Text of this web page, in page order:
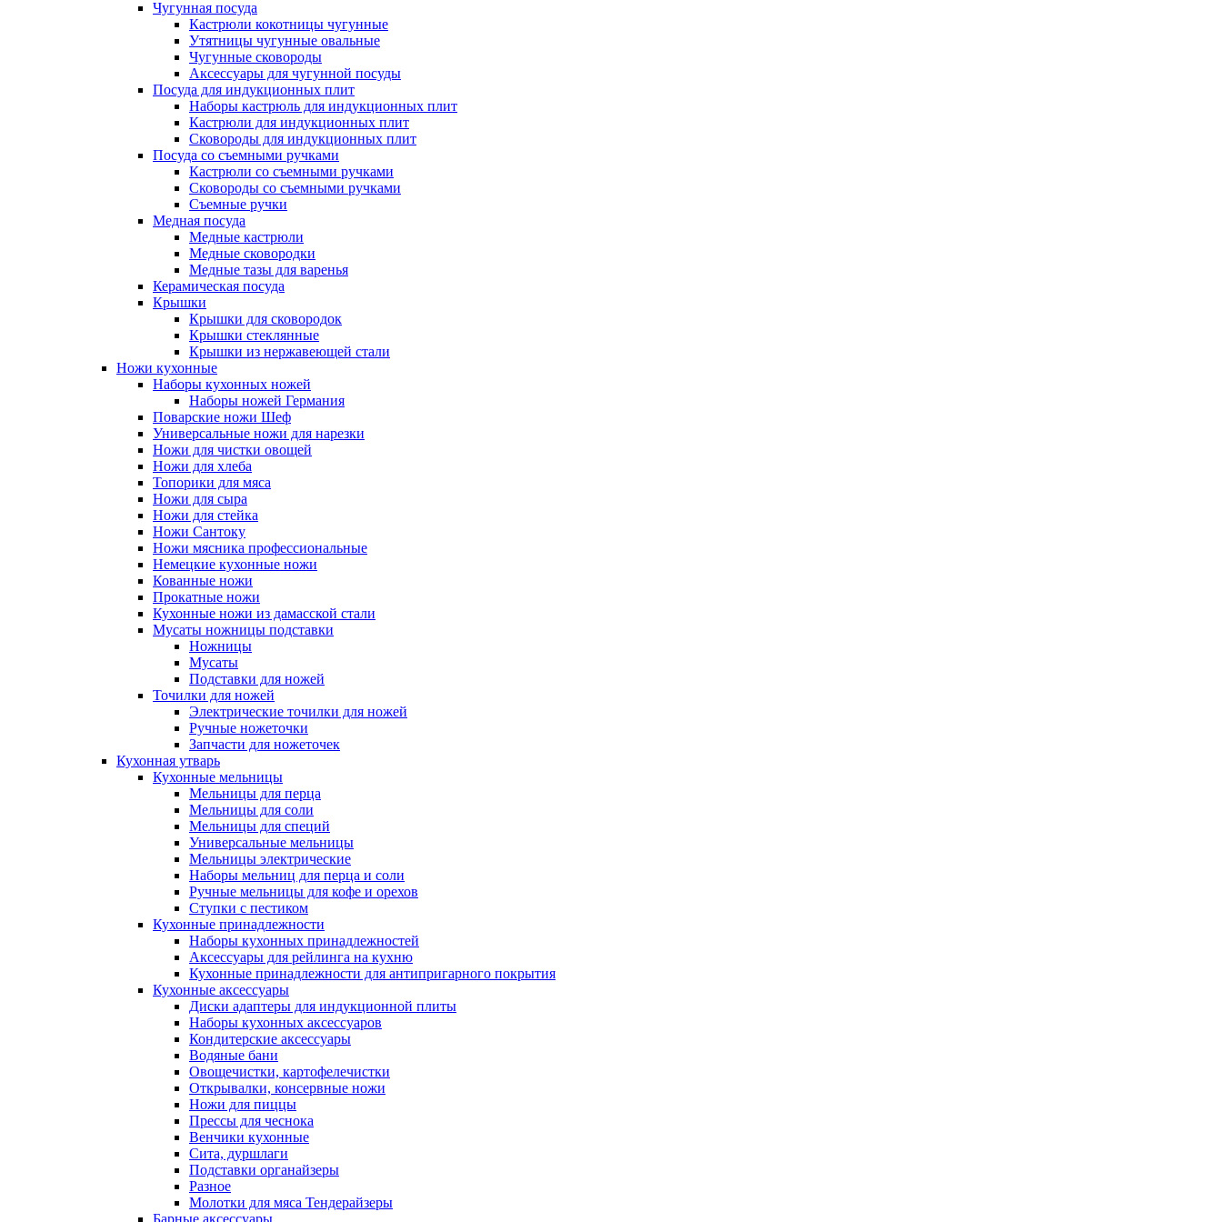
Чугунная посуда
Кастрюли кокотницы чугунные
Утятницы чугунные овальные
Чугунные сковороды
Аксессуары для чугунной посуды
Посуда для индукционных плит
Наборы кастрюль для индукционных плит
Кастрюли для индукционных плит
Сковороды для индукционных плит
Посуда со съемными ручками
Кастрюли со съемными ручками
Сковороды со съемными ручками
Съемные ручки
Медная посуда
Медные кастрюли
Медные сковородки
Медные тазы для варенья
Керамическая посуда
Крышки
Крышки для сковородок
Крышки стеклянные
Крышки из нержавеющей стали
Ножи кухонные
Наборы кухонных ножей
Наборы ножей Германия
Поварские ножи Шеф
Универсальные ножи для нарезки
Ножи для чистки овощей
Ножи для хлеба
Топорики для мяса
Ножи для сыра
Ножи для стейка
Ножи Сантоку
Ножи мясника профессиональные
Немецкие кухонные ножи
Кованные ножи
Прокатные ножи
Кухонные ножи из дамасской стали
Мусаты ножницы подставки
Ножницы
Мусаты
Подставки для ножей
Точилки для ножей
Электрические точилки для ножей
Ручные ножеточки
Запчасти для ножеточек
Кухонная утварь
Кухонные мельницы
Мельницы для перца
Мельницы для соли
Мельницы для специй
Универсальные мельницы
Мельницы электрические
Наборы мельниц для перца и соли
Ручные мельницы для кофе и орехов
Ступки с пестиком
Кухонные принадлежности
Наборы кухонных принадлежностей
Аксессуары для рейлинга на кухню
Кухонные принадлежности для антипригарного покрытия
Кухонные аксессуары
Диски адаптеры для индукционной плиты
Наборы кухонных аксессуаров
Кондитерские аксессуары
Водяные бани
Овощечистки, картофелечистки
Открывалки, консервные ножи
Ножи для пиццы
Прессы для чеснока
Венчики кухонные
Сита, дуршлаги
Подставки органайзеры
Разное
Молотки для мяса Тендерайзеры
Барные аксессуары